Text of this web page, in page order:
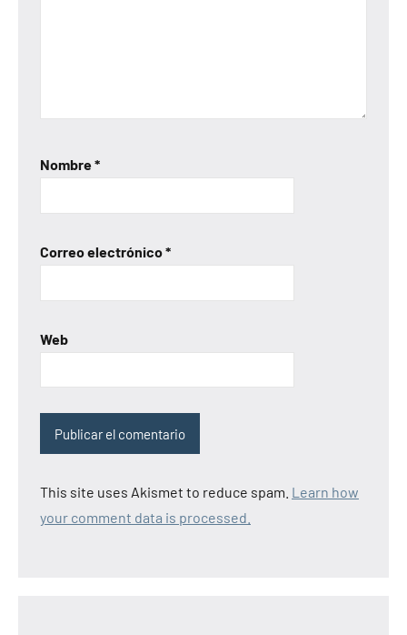
Nombre*
Correo electrónico*
Web
This site uses Akismet to reduce spam. Learn how
your comment data is processed.